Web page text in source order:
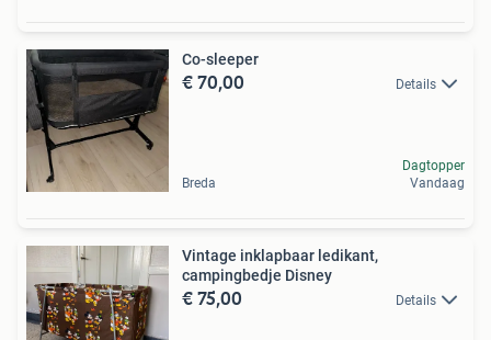
Co-sleeper
€ 70,00 Details
Breda
Dagtopper
Vandaag
Vintage inklapbaar ledikant,
campingbedje Disney
€ 75,00 Details